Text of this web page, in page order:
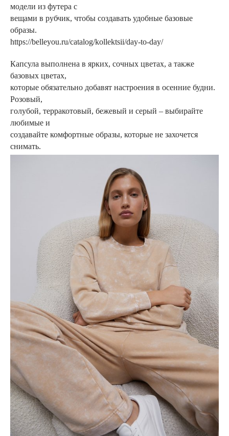
модели из футера с
вещами в рубчик, чтобы создавать удобные базовые
образы.
https://belleyou.ru/catalog/kollektsii/day-to-day/
Капсула выполнена в ярких, сочных цветах, а также
базовых цветах,
которые обязательно добавят настроения в осенние будни.
Розовый,
голубой, терракотовый, бежевый и серый – выбирайте
любимые и
создавайте комфортные образы, которые не захочется
снимать.